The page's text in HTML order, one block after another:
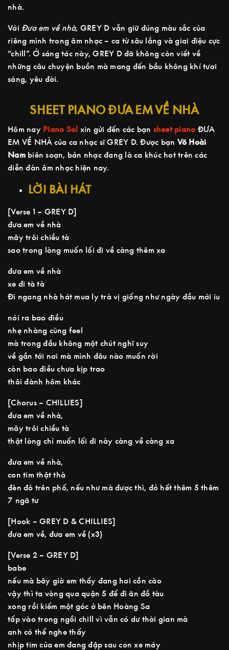
nhà.
Với Đưa em về nhà, GREY D vẫn giữ đúng màu sắc của
riêng mình trong âm nhạc – ca từ sâu lắng và giai điệu cực
“chill”. Ở sáng tác này, GREY D đã không còn viết về
những câu chuyện buồn mà mang đến bầu không khí tươi
sáng, yêu đời.
SHEET PIANO ĐƯA EM VỀ NHÀ
Hôm nay Piano Sol xin gửi đến các bạn sheet piano ĐƯA
EM VỀ NHÀ của ca nhạc sĩ GREY D. Được bạn Võ Hoài
Nambiên soạn, bản nhạc đang là ca khúc hot trên các
diễn đàn âm nhạc hiện nay.
LỜI BÀI HÁT
[Verse 1 – GREY D]
đưa em về nhà
mây trôi chiều tà
sao trong lòng muốn lối đi về càng thêm xa
đưa em về nhà
xe đi tà tà
Đi ngang nhà hát mua ly trà vị giống như ngày đầu mới iu
nói ra bao điều
nhẹ nhàng cùng feel
mà trong đầu không một chút nghĩ suy
về gần tới nơi mà mình đâu nào muốn rời
còn bao điều chưa kịp trao
thôi đành hôm khác
[Chorus – CHILLIES]
đưa em về nhà,
mây trôi chiều tà
thật lòng chỉ muốn lối đi này càng về càng xa
đưa em về nhà,
con tim thật thà
đèn đỏ trên phố, nếu như mà được thì, đỏ hết thêm 5 thêm
7 ngã tư
[Hook – GREY D & CHILLIES]
đưa em về, đưa em về (x3)
[Verse 2 – GREY D]
babe
nếu mà bây giờ em thấy đang hơi cồn cào
vậy thì ta vòng qua quận 5 để đi ăn đồ tàu
xong rồi kiếm một góc ở bên Hoàng Sa
tấp vào trong ngồi chill vì vẫn có dư thời gian mà
anh có thể nghe thấy
nhịp tim của em đang đập sau con xe máy